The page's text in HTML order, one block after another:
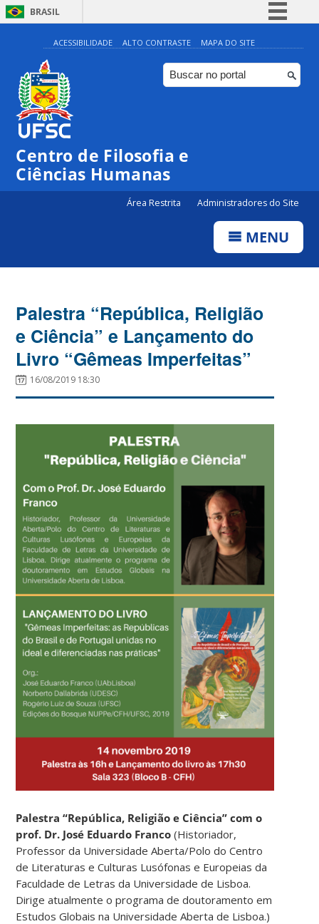
BRASIL
Simplifique!
Comunica BR
Participe
ACESSIBILIDADE ALTO CONTRASTE MAPA DO SITE
Centro de Filosofia e
Ciências Humanas
Área Restrita Administradores do Site
MENU
Palestra “República, Religião
e Ciência” e Lançamento do
Livro “Gêmeas Imperfeitas”
16/08/2019 18:30
Palestra “República, Religião e Ciência” com o
prof. Dr. José Eduardo Franco (Historiador,
Professor da Universidade Aberta/Polo do Centro
de Literaturas e Culturas Lusófonas e Europeias da
Faculdade de Letras da Universidade de Lisboa.
Dirige atualmente o programa de doutoramento em
Estudos Globais na Universidade Aberta de Lisboa.)